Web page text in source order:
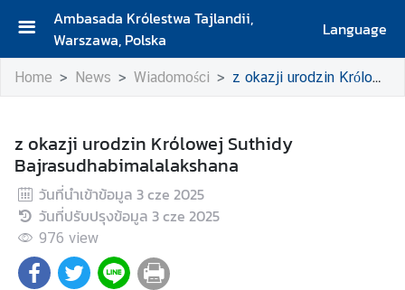
Ambasada Królestwa Tajlandii,
Warszawa, Polska
Language
S
T
N
A
G
Ł
Ó
W
N
Home News Wiadomości z okazji urodzin Królowej Suthidy Bajrasudhabimalalakshana
z okazji urodzin Królowej Suthidy
Bajrasudhabimalalakshana
วันที่นำเข้าข้อมูล 3 cze 2025
วันที่ปรับปรุงข้อมูล 3 cze 2025
976 view